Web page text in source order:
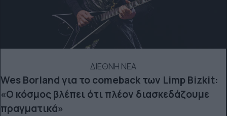
ΔΙΕΘΝΗ ΝΕΑ
Wes Borland για το comeback των Limp Bizkit:
«Ο κόσμος βλέπει ότι πλέον διασκεδάζουμε
πραγματικά»